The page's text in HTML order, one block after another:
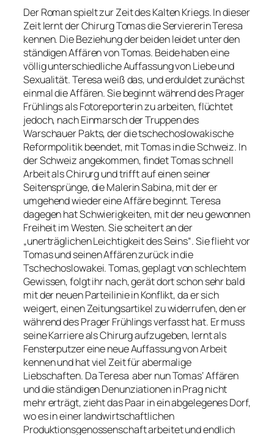
Der Roman spielt zur Zeit des Kalten Kriegs. In dieser
Zeit lernt der Chirurg Tomas die Serviererin Teresa
kennen. Die Beziehung der beiden leidet unter den
ständigen Affären von Tomas. Beide haben eine
völlig unterschiedliche Auffassung von Liebe und
Sexualität. Teresa weiß das, und erduldet zunächst
einmal die Affären. Sie beginnt während des Prager
Frühlings als Fotoreporterin zu arbeiten, flüchtet
jedoch, nach Einmarsch der Truppen des
Warschauer Pakts, der die tschechoslowakische
Reformpolitik beendet, mit Tomas in die Schweiz. In
der Schweiz angekommen, findet Tomas schnell
Arbeit als Chirurg und trifft auf einen seiner
Seitensprünge, die Malerin Sabina, mit der er
umgehend wieder eine Affäre beginnt. Teresa
dagegen hat Schwierigkeiten, mit der neu gewonnen
Freiheit im Westen. Sie scheitert an der
„unerträglichen Leichtigkeit des Seins“. Sie flieht vor
Tomas und seinen Affären zurück in die
Tschechoslowakei. Tomas, geplagt von schlechtem
Gewissen, folgt ihr nach, gerät dort schon sehr bald
mit der neuen Parteilinie in Konflikt, da er sich
weigert, einen Zeitungsartikel zu widerrufen, den er
während des Prager Frühlings verfasst hat. Er muss
seine Karriere als Chirurg aufzugeben, lernt als
Fensterputzer eine neue Auffassung von Arbeit
kennen und hat viel Zeit für abermalige
Liebschaften. Da Teresa aber nun Tomas‘ Affären
und die ständigen Denunziationen in Prag nicht
mehr erträgt, zieht das Paar in ein abgelegenes Dorf,
wo es in einer landwirtschaftlichen
Produktionsgenossenschaft arbeitet und endlich